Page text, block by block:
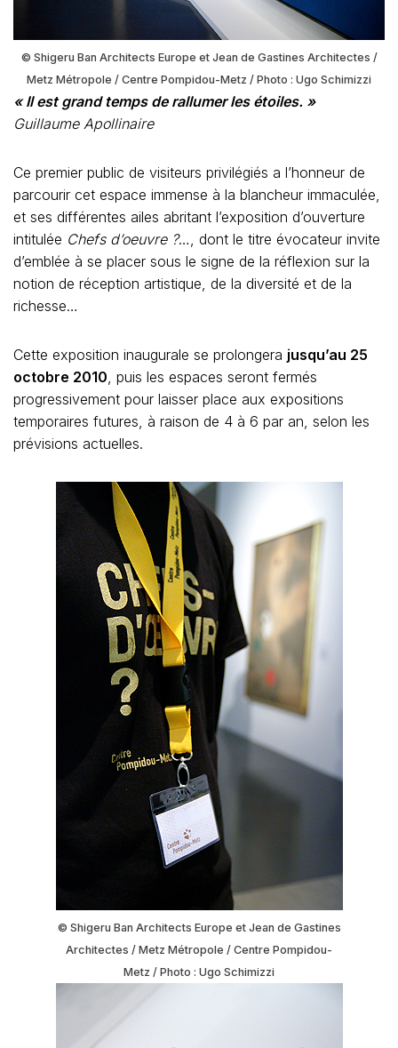
© Shigeru Ban Architects Europe et Jean de Gastines Architectes /
Metz Métropole / Centre Pompidou-Metz / Photo : Ugo Schimizzi
« Il estgrand temps de rallumer les étoiles. »
Guillaume Apollinaire
Ce premier public de visiteurs privilégiés a l’honneur de
parcourir cet espace immense à la blancheur immaculée,
et ses différentes ailes abritant l’exposition d’ouverture
intitulée Chefs d’oeuvre ?…, dont le titre évocateur invite
d’emblée à se placer sous le signe de la réflexion sur la
notion de réception artistique, de la diversité et de la
richesse…
Cette exposition inaugurale se prolongera jusqu’au 25
octobre 2010, puis les espaces seront fermés
progressivement pour laisser place aux expositions
temporaires futures, à raison de 4 à 6 par an, selon les
prévisions actuelles.
© Shigeru Ban Architects Europe et Jean de Gastines
Architectes / Metz Métropole / Centre Pompidou-
Metz / Photo : Ugo Schimizzi